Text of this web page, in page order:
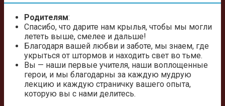
Родителям:
Спасибо, что дарите нам крылья, чтобы мы могли
лететь выше, смелее и дальше!
Благодаря вашей любви и заботе, мы знаем, где
укрыться от штормов и находить свет во тьме.
Вы — наши первые учителя, наши воплощенные
герои, и мы благодарны за каждую мудрую
лекцию и каждую страничку вашего опыта,
которую вы с нами делитесь.